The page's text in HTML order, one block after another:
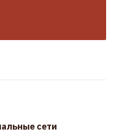
сети